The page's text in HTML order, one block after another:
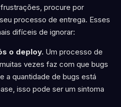
procure por
processo de entrega. Esses
difíceis de ignorar:
o deploy.Um processo de
vezes faz com que bugs
a quantidade de bugs está
isso pode ser um sintoma